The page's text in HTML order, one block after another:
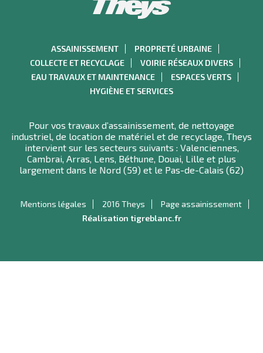
ASSAINISSEMENT
PROPRETÉ URBAINE
COLLECTE ET RECYCLAGE
VOIRIE RÉSEAUX DIVERS
EAU TRAVAUX ET MAINTENANCE
ESPACES VERTS
HYGIÈNE ET SERVICES
Pour vos travaux d’assainissement, de nettoyage
industriel, de location de matériel et de recyclage, Theys
intervient sur les secteurs suivants : Valenciennes,
Cambrai, Arras, Lens, Béthune, Douai, Lille et plus
largement dans le Nord (59) et le Pas-de-Calais (62)
Mentions légales 2016 Theys
Page assainissement
Réalisation tigreblanc.fr